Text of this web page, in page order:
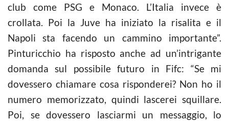
club come PSG e Monaco. L’Italia invece è
crollata. Poi la Juve ha iniziato la risalita e il
Napoli sta facendo un cammino importante”.
Pinturicchio ha risposto anche ad un’intrigante
domanda sul possibile futuro in Fifc: “Se mi
dovessero chiamare cosa risponderei? Non ho il
numero memorizzato, quindi lascerei squillare.
Poi, se dovessero lasciarmi un messaggio, lo